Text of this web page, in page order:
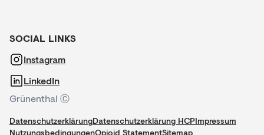
SOCIAL LINKS
Instagram
LinkedIn
Grünenthal Ⓒ
DatenschutzerklärungDatenschutzerklärung HCPImpressum